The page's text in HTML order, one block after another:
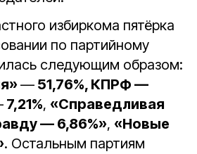
избиркома пятёрка
по партийному
следующим образом:
— 51,76%, КПРФ —
7,21%, «Справедливая
— 6,86%», «Новые
. Остальным партиям